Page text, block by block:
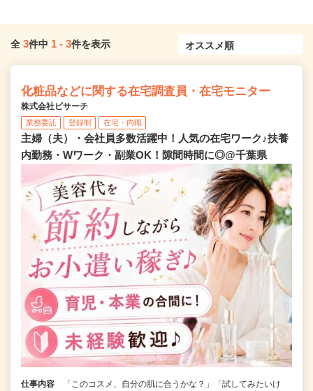
全 3件中 1 - 3件を表示
化粧品などに関する在宅調査員・在宅モニター
株式会社ビサーチ
業務委託 登録制 在宅・内職
主婦（夫）・会社員多数活躍中！人気の在宅ワーク♪扶養
内勤務・Wワーク・副業OK！隙間時間に◎@千葉県
仕事内容
「このコスメ、自分の肌に合うかな？」「試してみたいけ